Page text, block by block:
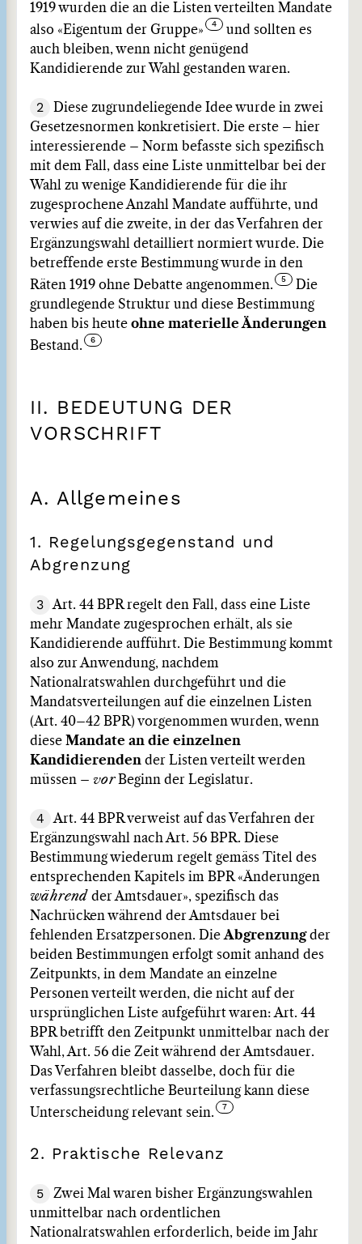
1919 wurden die an die Listen verteilten Mandate
also «Eigentum der Gruppe»
und sollten es
auch bleiben, wenn nicht genügend
Kandidierende zur Wahl gestanden waren.
2
Diese zugrundeliegende Idee wurde in zwei
Gesetzesnormen konkretisiert. Die erste – hier
interessierende – Norm befasste sich spezifisch
mit dem Fall, dass eine Liste unmittelbar bei der
Wahl zu wenige Kandidierende für die ihr
zugesprochene Anzahl Mandate aufführte, und
verwies auf die zweite, in der das Verfahren der
Ergänzungswahl detailliert normiert wurde. Die
betreffende erste Bestimmung wurde in den
Räten 1919 ohne Debatte angenommen.
Die
grundlegende Struktur und diese Bestimmung
haben bis heute ohne materielle Änderungen
Bestand.
II. BEDEUTUNG DER
VORSCHRIFT
A. Allgemeines
1. Regelungsgegenstand und
Abgrenzung
3
Art. 44 BPR regelt den Fall, dass eine Liste
mehr Mandate zugesprochen erhält, als sie
Kandidierende aufführt. Die Bestimmung kommt
also zur Anwendung, nachdem
Nationalratswahlen durchgeführt und die
Mandatsverteilungen auf die einzelnen Listen
(Art. 40–42 BPR) vorgenommen wurden, wenn
diese Mandate an die einzelnen
Kandidierenden der Listen verteilt werden
müssen – vorBeginn der Legislatur.
4
Art. 44 BPR verweist auf das Verfahren der
Ergänzungswahl nach Art. 56 BPR. Diese
Bestimmung wiederum regelt gemäss Titel des
entsprechenden Kapitels im BPR «Änderungen
während der Amtsdauer», spezifisch das
Nachrücken während der Amtsdauer bei
fehlenden Ersatzpersonen. Die Abgrenzungder
beiden Bestimmungen erfolgt somit anhand des
Zeitpunkts, in dem Mandate an einzelne
Personen verteilt werden, die nicht auf der
ursprünglichen Liste aufgeführt waren: Art. 44
BPR betrifft den Zeitpunkt unmittelbar nach der
Wahl, Art. 56 die Zeit während der Amtsdauer.
Das Verfahren bleibt dasselbe, doch für die
verfassungsrechtliche Beurteilung kann diese
Unterscheidung relevant sein.
2. Praktische Relevanz
5
Zwei Mal waren bisher Ergänzungswahlen
unmittelbar nach ordentlichen
Nationalratswahlen erforderlich, beide im Jahr